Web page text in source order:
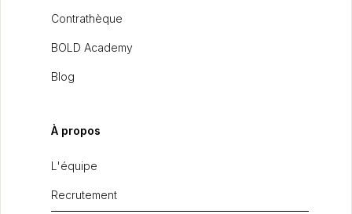
Contrathèque
BOLD Academy
Blog
À propos
L'équipe
Recrutement